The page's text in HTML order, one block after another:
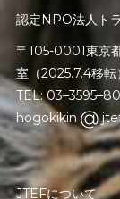
認定NPO法人ト
〒105-0001東京
室（2025.7.4移転）
TEL:
hogokikin
JTEFについて